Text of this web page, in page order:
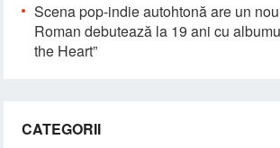
Scena pop-indie autohtonă are un
Roman debutează la 19 ani cu
the Heart”
CATEGORII